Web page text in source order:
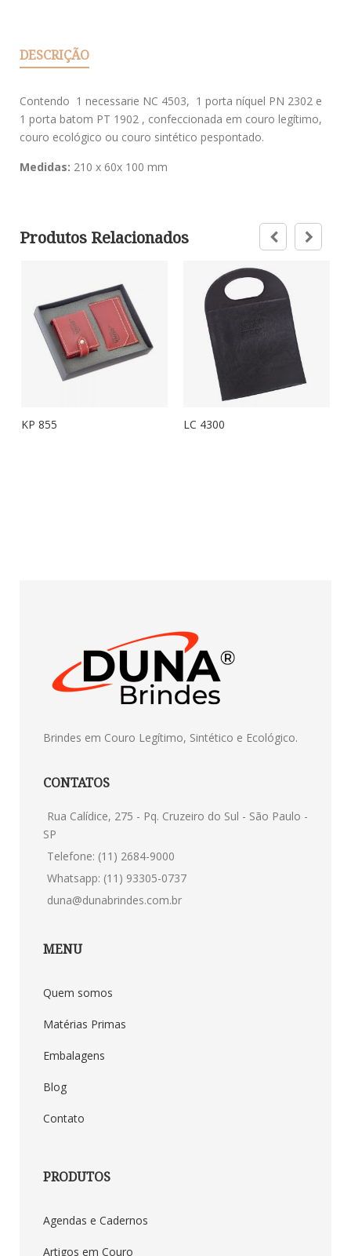
DESCRIÇÃO
Contendo 1 necessarie NC 4503, 1 porta níquel PN 2302 e
1 porta batom PT 1902 , confeccionada em couro legítimo,
couro ecológico ou couro sintético pespontado.
Medidas: 210 x 60x 100 mm
Produtos Relacionados
KP 855 LC 4300
Brindes em Couro Legítimo, Sintético e Ecológico.
CONTATOS
Rua Calídice, 275 - Pq. Cruzeiro do Sul - São Paulo -
SP
Telefone: (11) 2684-9000
Whatsapp: (11) 93305-0737
duna@dunabrindes.com.br
MENU
Quem somos
Matérias Primas
Embalagens
Blog
Contato
PRODUTOS
Agendas e Cadernos
Artigos em Couro